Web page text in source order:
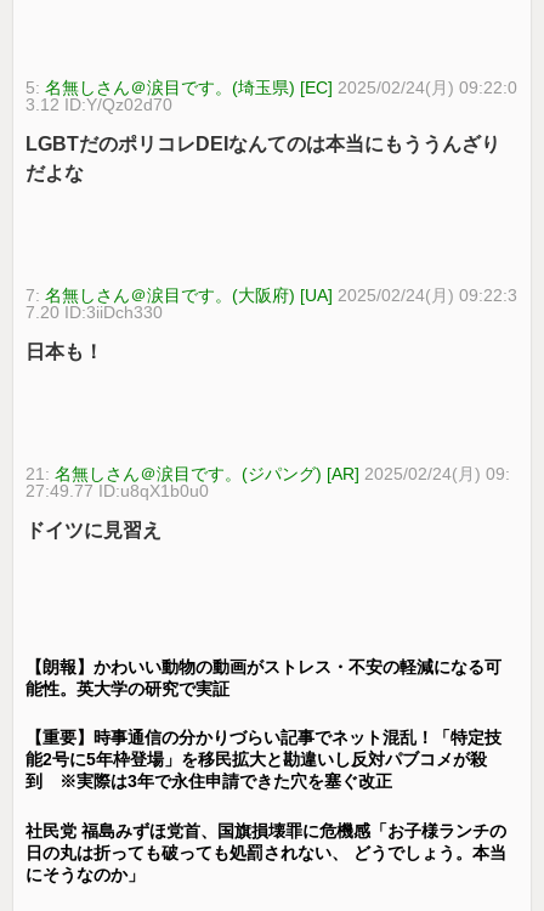
5:名無しさん＠涙目です。(埼玉県) [EC] 2025/02/24(月) 09:22:0
3.12 ID:Y/Qz02d70
LGBTだのポリコレDEIなんてのは本当にもううんざり
だよな
7:名無しさん＠涙目です。(大阪府) [UA] 2025/02/24(月) 09:22:3
7.20 ID:3iiDch330
日本も！
21:名無しさん＠涙目です。(ジパング) [AR] 2025/02/24(月) 09:
27:49.77 ID:u8qX1b0u0
ドイツに見習え
【朗報】かわいい動物の動画がストレス・不安の軽減になる可
能性。英大学の研究で実証
【重要】時事通信の分かりづらい記事でネット混乱！「特定技
能2号に5年枠登場」を移民拡大と勘違いし反対パブコメが殺
到 ※実際は3年で永住申請できた穴を塞ぐ改正
社民党 福島みずほ党首、国旗損壊罪に危機感「お子様ランチの
日の丸は折っても破っても処罰されない、 どうでしょう。本当
にそうなのか」